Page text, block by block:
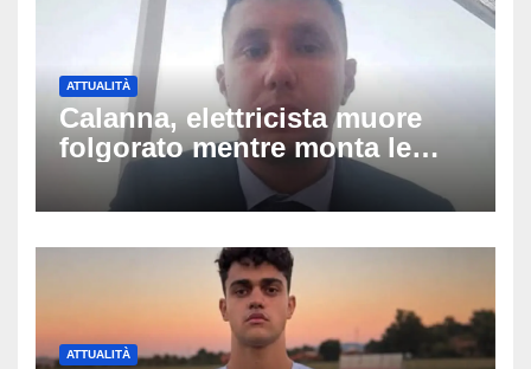
ATTUALITÀ
Calanna, elettricista muore
folgorato mentre monta le
luminarie della festa: chi era
Fabio Calabrò e cosa è
ATTUALITÀ